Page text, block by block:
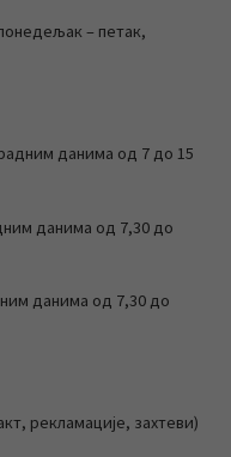
– петак,
данима од 7 до 15
данима од 7,30 до
данима од 7,30 до
рекламације, захтеви)